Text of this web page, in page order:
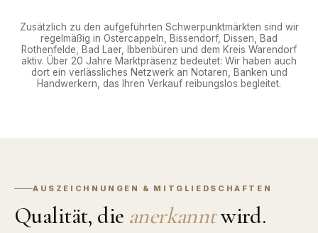
Zusätzlich zu den aufgeführten Schwerpunktmärkten sind wir
regelmäßig in Ostercappeln, Bissendorf, Dissen, Bad
Rothenfelde, Bad Laer, Ibbenbüren und dem Kreis Warendorf
aktiv. Über 20 Jahre Marktpräsenz bedeutet: Wir haben auch
dort ein verlässliches Netzwerk an Notaren, Banken und
Handwerkern, das Ihren Verkauf reibungslos begleitet.
AUSZEICHNUNGEN & MITGLIEDSCHAFTEN
Qualität, die anerkanntwird.